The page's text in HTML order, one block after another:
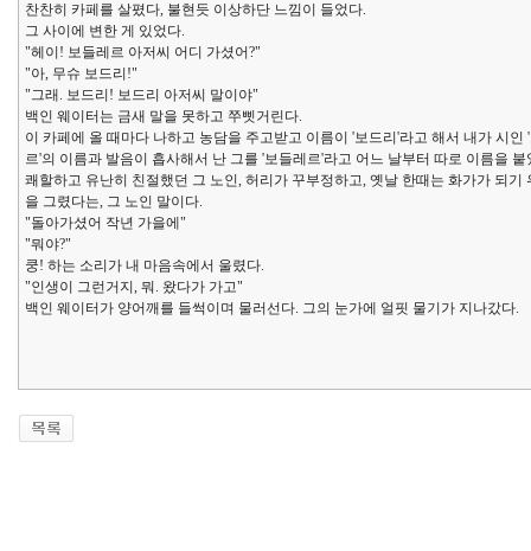
찬찬히 카페를 살폈다, 불현듯 이상하단 느낌이 들었다.
그 사이에 변한 게 있었다.
"헤이! 보들레르 아저씨 어디 가셨어?"
"아, 무슈 보드리!"
"그래. 보드리! 보드리 아저씨 말이야"
백인 웨이터는 금새 말을 못하고 쭈삣거린다.
이 카페에 올 때마다 나하고 농담을 주고받고 이름이 '보드리'라고 해서 내가 시인
르'의 이름과 발음이 흡사해서 난 그를 '보들레르'라고 어느 날부터 따로 이름을 붙
쾌할하고 유난히 친절했던 그 노인, 허리가 꾸부정하고, 옛날 한때는 화가가 되기
을 그렸다는, 그 노인 말이다.
"돌아가셨어 작년 가을에"
"뭐야?"
쿵! 하는 소리가 내 마음속에서 울렸다.
"인생이 그런거지, 뭐. 왔다가 가고"
백인 웨이터가 양어깨를 들썩이며 물러선다. 그의 눈가에 얼핏 물기가 지나갔다.